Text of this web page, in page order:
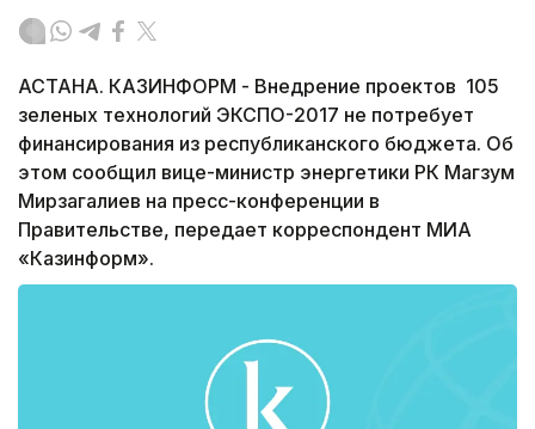
АСТАНА. КАЗИНФОРМ - Внедрение проектов 105
зеленых технологий ЭКСПО-2017 не потребует
финансирования из республиканского бюджета. Об
этом сообщил вице-министр энергетики РК Магзум
Мирзагалиев на пресс-конференции в
Правительстве, передает корреспондент МИА
«Казинформ».